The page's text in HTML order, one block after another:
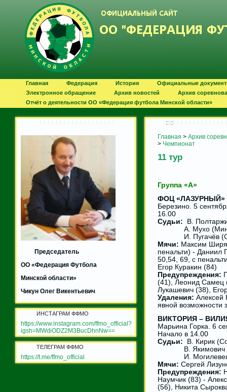
Главная Федерация История
Официальные
Электронное обращение
Архив новостей
Архив
Отчёт о деятельности ОО «Федерация футбола Минской области»
Председатель
ОО «Федерация Футбола
Минской области»
Чикун Олег Викентьевич
ИНСТАГРАМ ФФМО
https://www.instagram.com/ffmo_official?
igsh=MWdiODZ2M3BucDhnNw==
ТЕЛЕГРАМ ФФМО
https://t.me/ffmo_official
:: ::
Главная > Архив
> Чемпионат
11 тур
Группа «А»
ФОЦ «ЛАЗУРНЫЙ»
Березино. 5
16.00
Судьи: В.
А. Мухо
И. Пугачёв
Мячи: Максим
пенальти) -
50,54, 69, с
Егор Куракин (84)
Предупреждения:
(41), Леонид Самец
Лукашевич (38),
Удаления: Алексей
явной возможности
ВИКТОРИЯ –
Марьина Горка. 6
Начало в 14.00
Судьи: В. Кирик
В. Якимович
И. Могилевец
Мячи: Сергей
Предупреждения:
Наумчик (83) -
(56), Никита